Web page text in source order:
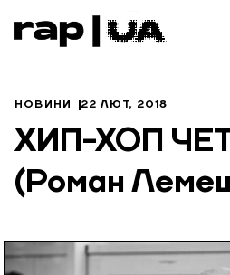
НОВИНИ 22 ЛЮТ, 2018
ХИП-ХОП
(Роман